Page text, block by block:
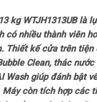
động cơ: 6 năm
kg WTJH1313UB là
có nhiều thành viên
Thiết kế cửa trên tiện
Clean, thác
Wash giúp đánh bật
Máy còn tích hợp các